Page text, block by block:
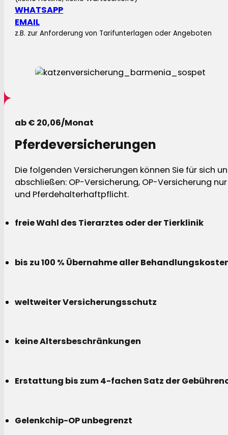
WHATSAPP
EMAIL
z.B. zur Anforderung von Tarifunterlagen oder Angeboten
ab € 20,06/Monat
Pferdeversicherungen
Die folgenden Versicherungen können Sie für sich
abschließen: OP-Versicherung, OP-Versicherung
und Pferdehalterhaftpflicht.
freie Wahl des Tierarztes oder der Tierklinik
bis zu 100 % Übernahme aller
weltweiter Versicherungsschutz
keine Altersbeschränkungen
Erstattung bis zum 4-fachen Satz der
Gelenkchip-OP unbegrenzt